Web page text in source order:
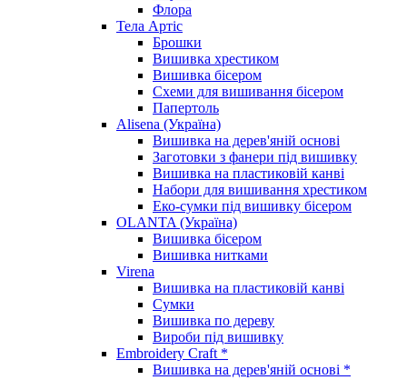
Флора
Тела Артіс
Брошки
Вишивка хрестиком
Вишивка бісером
Схеми для вишивання бісером
Папертоль
Alisena (Україна)
Вишивка на дерев'яній основі
Заготовки з фанери під вишивку
Вишивка на пластиковій канві
Набори для вишивання хрестиком
Еко-сумки під вишивку бісером
OLANTA (Україна)
Вишивка бісером
Вишивка нитками
Virena
Вишивка на пластиковій канві
Сумки
Вишивка по дереву
Вироби під вишивку
Embroidery Craft *
Вишивка на дерев'яній основі *